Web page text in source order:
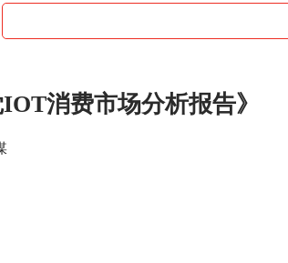
消费市场分析报告》